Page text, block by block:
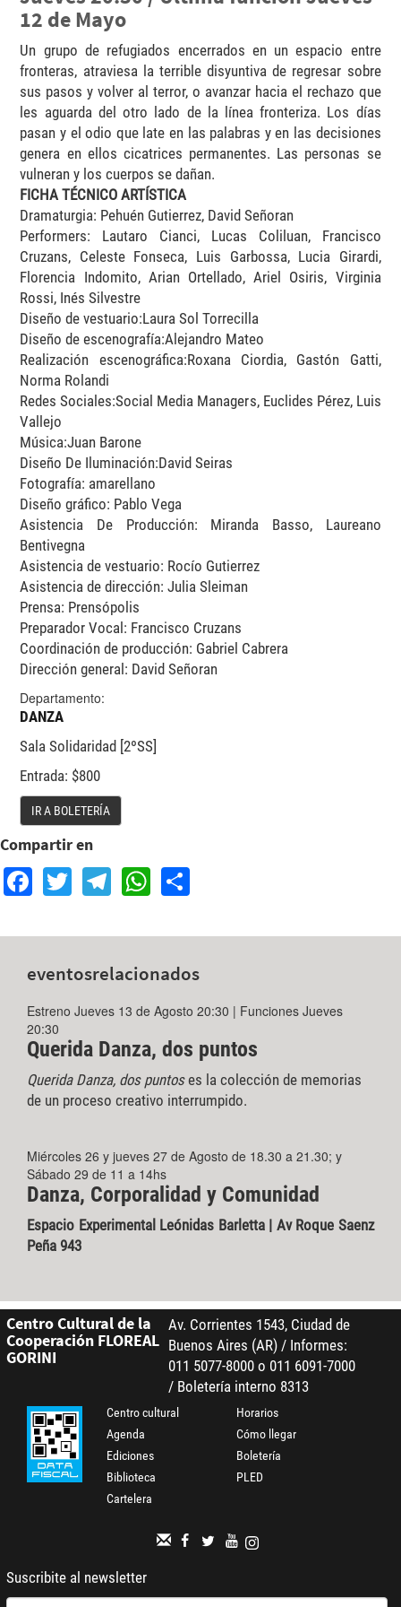
12 de Mayo
Un grupo de refugiados encerrados en un espacio entre
fronteras, atraviesa la terrible disyuntiva de regresar sobre
sus pasos y volver al terror, o avanzar hacia el rechazo que
les aguarda del otro lado de la línea fronteriza. Los días
pasan y el odio que late en las palabras y en las decisiones
genera en ellos cicatrices permanentes. Las personas se
vulneran y los cuerpos se dañan.
FICHA TÉCNICO ARTÍSTICA
Dramaturgia: Pehuén Gutierrez, David Señoran
Performers: Lautaro Cianci, Lucas Coliluan, Francisco
Cruzans, Celeste Fonseca, Luis Garbossa, Lucia Girardi,
Florencia Indomito, Arian Ortellado, Ariel Osiris, Virginia
Rossi, Inés Silvestre
Diseño de vestuario:Laura Sol Torrecilla
Diseño de escenografía:Alejandro Mateo
Realización escenográfica:Roxana Ciordia, Gastón Gatti,
Norma Rolandi
Redes Sociales:Social Media Managers, Euclides Pérez, Luis
Vallejo
Música:Juan Barone
Diseño De Iluminación:David Seiras
Fotografía: amarellano
Diseño gráfico: Pablo Vega
Asistencia De Producción: Miranda Basso, Laureano
Bentivegna
Asistencia de vestuario: Rocío Gutierrez
Asistencia de dirección: Julia Sleiman
Prensa: Prensópolis
Preparador Vocal: Francisco Cruzans
Coordinación de producción: Gabriel Cabrera
Dirección general: David Señoran
Departamento:
DANZA
Sala Solidaridad [2ºSS]
Entrada: $800
IR A BOLETERÍA
Compartir en
Facebook
TwitterTelegram
WhatsApp
eventosrelacionados
Estreno Jueves 13 de Agosto 20:30 | Funciones Jueves
20:30
Querida Danza, dos puntos
Querida Danza, dos puntoses la colección de memorias
de un proceso creativo interrumpido.
Miércoles 26 y jueves 27 de Agosto de 18.30 a 21.30; y
Sábado 29 de 11 a 14hs
Danza, Corporalidad y Comunidad
Espacio Experimental Leónidas Barletta | Av Roque Saenz
Peña 943
Centro Cultural de la
Cooperación FLOREAL
GORINI
Av. Corrientes 1543, Ciudad de
Buenos Aires (AR) / Informes:
011 5077-8000 o 011 6091-7000
/ Boletería interno 8313
Centro cultural
Agenda
Ediciones
Biblioteca
Cartelera
Horarios
Cómo llegar
Boletería
PLED
Suscribite al newsletter